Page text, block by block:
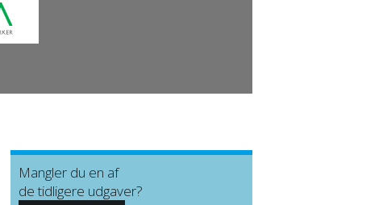
Mangler du en af
de tidligere udgaver?